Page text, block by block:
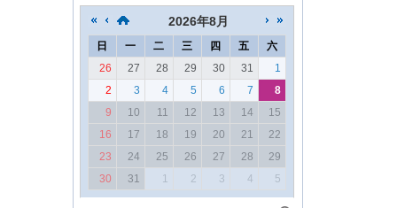
2026年8月
日 一 二 三 四 五
六
26
27 28 29 30 31
1
2
3 4 5 6 7
8
9
10 11 12 13 14
15
16
17 18 19 20 21
22
23
24 25 26 27 28
29
30
31 1 2 3 4 5